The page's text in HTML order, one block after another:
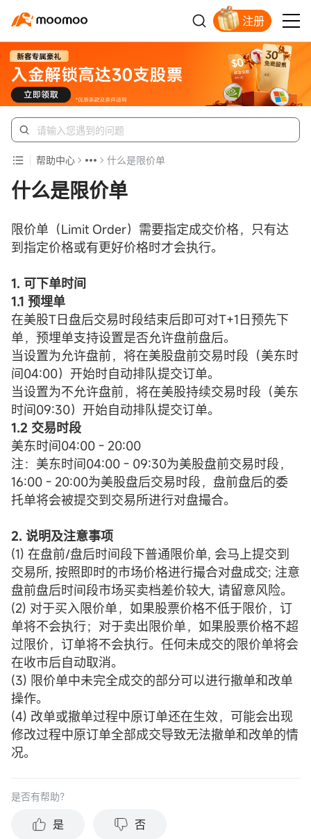
注册
帮助中心 什么是限价单
什么是限价单
限价单（Limit Order）需要指定成交价格，只有达
到指定价格或有更好价格时才会执行。
1. 可下单时间
1.1 预埋单
在美股T日盘后交易时段结束后即可对T+1日预先下
单，预埋单支持设置是否允许盘前盘后。
当设置为允许盘前，将在美股盘前交易时段（美东时
间04:00）开始时自动排队提交订单。
当设置为不允许盘前，将在美股持续交易时段（美东
时间09:30）开始自动排队提交订单。
1.2 交易时段
美东时间04:00 - 20:00
注：美东时间04:00 - 09:30为美股盘前交易时段，
16:00 - 20:00为美股盘后交易时段，盘前盘后的委
托单将会被提交到交易所进行对盘撮合。
2. 说明及注意事项
(1) 在盘前/盘后时间段下普通限价单, 会马上提交到
交易所, 按照即时的市场价格进行撮合对盘成交; 注意
盘前盘后时间段市场买卖档差价较大, 请留意风险。
(2) 对于买入限价单，如果股票价格不低于限价，订
单将不会执行；对于卖出限价单，如果股票价格不超
过限价，订单将不会执行。任何未成交的限价单将会
在收市后自动取消。
(3) 限价单中未完全成交的部分可以进行撤单和改单
操作。
(4) 改单或撤单过程中原订单还在生效，可能会出现
修改过程中原订单全部成交导致无法撤单和改单的情
况。
是否有帮助？
是 否